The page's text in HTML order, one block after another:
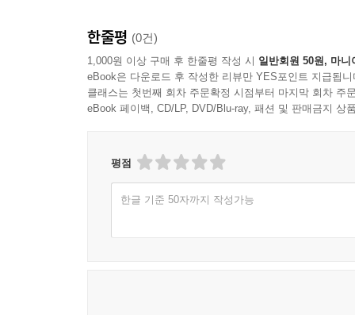
한줄평 (0건)
1,000원 이상 구매 후 한줄평 작성 시 일반회원 50원, 마니
eBook은 다운로드 후 작성한 리뷰만 YES포인트 지급됩니
클래스는 첫번째 회차 주문확정 시점부터 마지막 회차 주
eBook 페이백, CD/LP, DVD/Blu-ray, 패션 및 판매금지 상
평점
한글 기준 50자까지 작성가능